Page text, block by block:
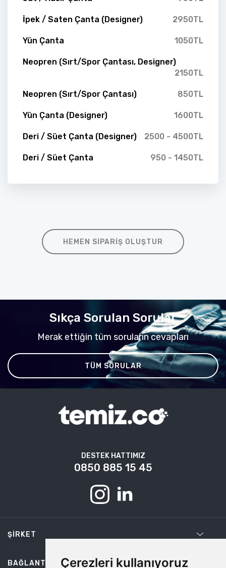
Çerezleri kullanıyoruz
İpek / Saten Çanta (Designer) 2950TL
Yün Çanta 1050TL
Neopren (Sırt/Spor Çantası, Designer)
2150TL
Neopren (Sırt/Spor Çantası) 850TL
Yün Çanta (Designer) 1600TL
Deri / Süet Çanta (Designer) 2500 - 4500TL
Deri / Süet Çanta 950 - 1450TL
HEMEN SIPARIŞ OLUŞTUR
Sıkça Sorulan Sorular
Merak ettiğin tüm soruların cevapları
TÜM SORULAR
DESTEK HATTIMIZ
0850 885 15 45
ŞIRKET
BAĞLANTILAR